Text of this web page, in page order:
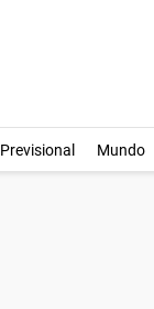
Previsional Mundo